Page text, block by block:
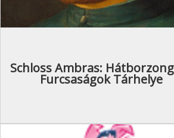
Schloss Ambras:
Furcsaságok Tárhelye